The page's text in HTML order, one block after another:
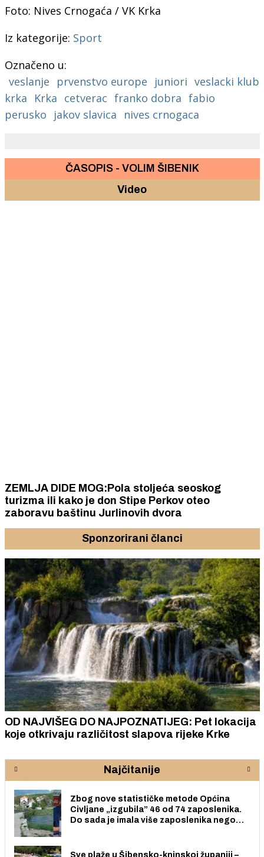
Foto: Nives Crnogaća / VK Krka
Iz kategorije: Sport
Označeno u:
veslanje
prvenstvo europe juniori veslacki klub
krka
Krka cetverac franko dobra fabio
perusko
jakov slavica nives crnogaca
ČASOPIS - VOLIM ŠIBENIK
Video
ZEMLJA DIDE MOG:Pola stoljeća seoskog
turizma ili kako je don Stipe Perkov oteo
zaboravu baštinu Jurlinovih dvora
Sponzorirani članci
OD NAJVIŠEG DO NAJPOZNATIJEG: Pet lokacija
koje otkrivaju različitost slapova rijeke Krke
Najčitanije
Zbog nove statističke metode Općina
Civljane „izgubila” 46 od 74 zaposlenika.
Do sada je imala više zaposlenika nego
Sve plaže u Šibensko-kninskoj županiji –